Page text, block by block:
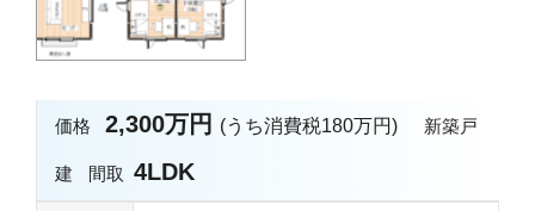
価格 2,300万円 (うち消費税180万円) 新築戸
建 間取 4LDK